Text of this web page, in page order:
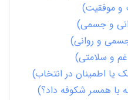
موفقیت)
و جسمی)
و روانی)
غم و سلامتی)
اطمینان در انتخاب)
با همسر شکوفه داد؟)